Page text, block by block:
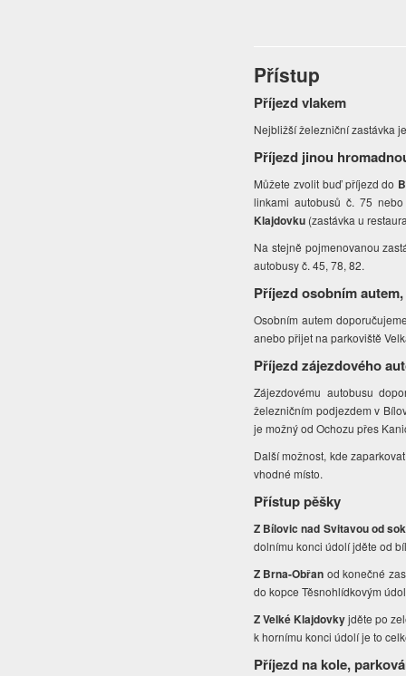
Přístup
Příjezd vlakem
Nejbližší železniční zastávka
Příjezd jinou
Můžete zvolit buď příjezd do
linkami autobusů č. 75
Klajdovku (zastávka u
Na stejně pojmenovanou
autobusy č. 45, 78, 82.
Příjezd osobním
Osobním autem
anebo přijet na parkoviště
Příjezd zájezdového
Zájezdovému autobusu
železničním podjezdem v
je možný od Ochozu přes
Další možnost, kde
vhodné místo.
Přístup pěšky
Z Bílovic nad Svitavou od
dolnímu konci údolí jděte od
Z Brna-Obřan od konečné
do kopce Těsnohlídkovým
Z Velké Klajdovkyjděte po
k hornímu konci údolí je to
Příjezd na kole,